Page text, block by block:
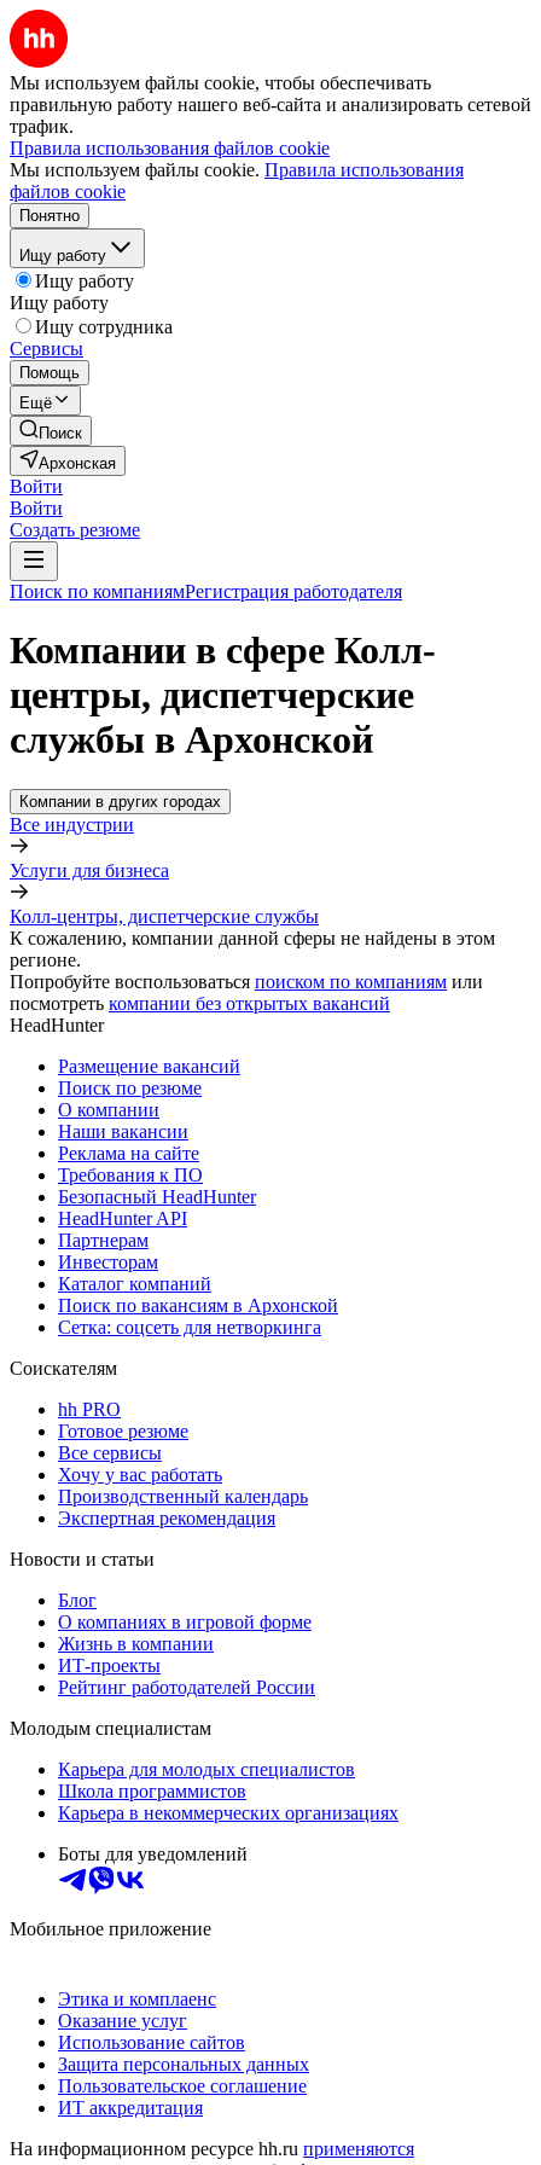
Мы используем файлы cookie, чтобы обеспечивать
правильную работу нашего веб-сайта и анализировать сетевой
трафик.
Правила использования файлов cookie
Мы используем файлы cookie. Правила использования
файлов cookie
Понятно
Ищу работу
Ищу работу
Ищу работу
Ищу сотрудника
Сервисы
Помощь
Ещё
Поиск
Архонская
Войти
Войти
Создать резюме
Поиск по компаниямРегистрация работодателя
Компании в сфере Колл-
центры, диспетчерские
службы в Архонской
Компании в других городах
Все индустрии
Услуги для бизнеса
Колл-центры, диспетчерские службы
К сожалению, компании данной сферы не найдены в этом
регионе.
Попробуйте воспользоваться поиском по компаниям или
посмотреть компании без открытых вакансий
HeadHunter
Размещение вакансий
Поиск по резюме
О компании
Наши вакансии
Реклама на сайте
Требования к ПО
Безопасный HeadHunter
HeadHunter API
Партнерам
Инвесторам
Каталог компаний
Поиск по вакансиям в Архонской
Сетка: соцсеть для нетворкинга
Соискателям
hh PRO
Готовое резюме
Все сервисы
Хочу у вас работать
Производственный календарь
Экспертная рекомендация
Новости и статьи
Блог
О компаниях в игровой форме
Жизнь в компании
ИТ-проекты
Рейтинг работодателей России
Молодым специалистам
Карьера для молодых специалистов
Школа программистов
Карьера в некоммерческих организациях
Боты для уведомлений
Мобильное приложение
Этика и комплаенс
Оказание услуг
Использование сайтов
Защита персональных данных
Пользовательское соглашение
ИТ аккредитация
На информационном ресурсе hh.ru применяются